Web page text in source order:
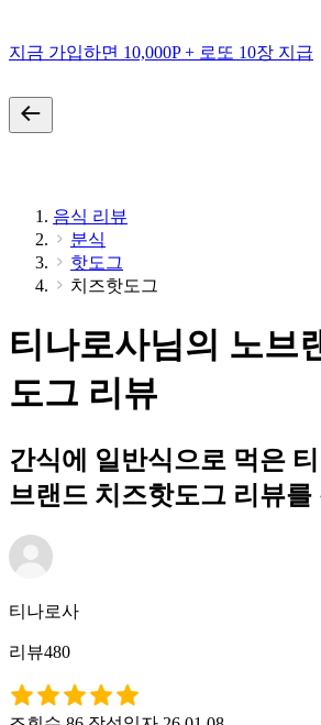
지금 가입하면 10,000P + 로또 10장 지급
음식 리뷰
분식
핫도그
치즈핫도그
티나로사님의 노브
도그 리뷰
간식에 일반식으로 먹은
브랜드 치즈핫도그 리뷰를
티나로사
리뷰480